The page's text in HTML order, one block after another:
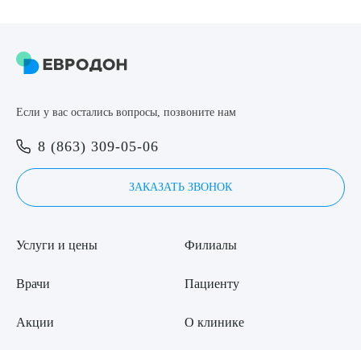
ЗАПИСЬ ОНЛАЙН
Если у вас остались вопросы, позвоните нам
8 (863) 309-05-06
ЗАКАЗАТЬ ЗВОНОК
Услуги и цены
Врачи
Акции
Филиалы
Пациенту
О клинике
Я даю согласие на обработку персональных данных
Выберите сопутствующую услугу